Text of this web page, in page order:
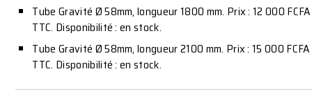
Tube Gravité Ø 58mm, longueur 1800 mm. Prix : 12 000 FCFA
TTC. Disponibilité : en stock.
Tube Gravité Ø 58mm, longueur 2100 mm. Prix : 15 000 FCFA
TTC. Disponibilité : en stock.